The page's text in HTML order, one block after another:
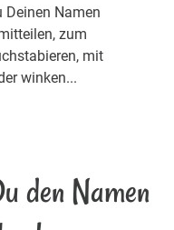
Deinen Namen
zum
mit
winken...
den Namen